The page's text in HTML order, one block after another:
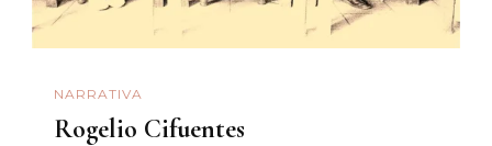
NARRATIVA
Rogelio Cifuentes